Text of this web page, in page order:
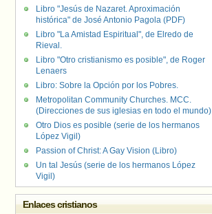
Libro "Jesús de Nazaret. Aproximación
histórica" de José Antonio Pagola (PDF)
Libro "La Amistad Espiritual", de Elredo de
Rieval.
Libro "Otro cristianismo es posible", de Roger
Lenaers
Libro: Sobre la Opción por los Pobres.
Metropolitan Community Churches. MCC.
(Direcciones de sus iglesias en todo el mundo)
Otro Dios es posible (serie de los hermanos
López Vigil)
Passion of Christ: A Gay Vision (Libro)
Un tal Jesús (serie de los hermanos López
Vigil)
Enlaces cristianos